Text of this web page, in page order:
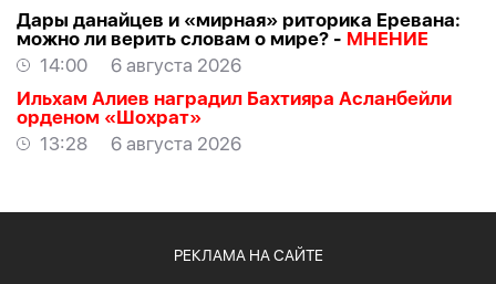
Дары данайцев и «мирная» риторика Еревана:
можно ли верить словам о мире? - МНЕНИЕ
14:00
6 августа 2026
Ильхам Алиев наградил Бахтияра Асланбейли
орденом «Шохрат»
13:28
6 августа 2026
РЕКЛАМА НА САЙТЕ